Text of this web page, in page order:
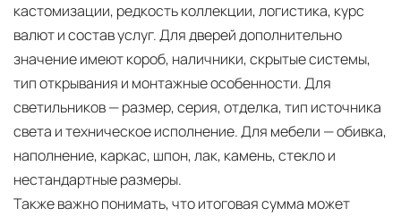
кастомизации, редкость коллекции, логистика, курс
валют и состав услуг. Для дверей дополнительно
значение имеют короб, наличники, скрытые системы,
тип открывания и монтажные особенности. Для
светильников — размер, серия, отделка, тип источника
света и техническое исполнение. Для мебели — обивка,
наполнение, каркас, шпон, лак, камень, стекло и
нестандартные размеры.
Также важно понимать, что итоговая сумма может